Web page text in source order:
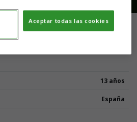
13 años
España
Aceptar todas las cookies